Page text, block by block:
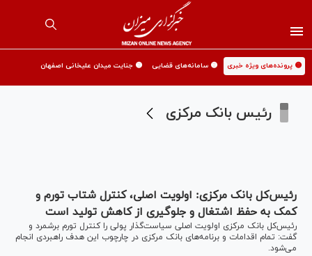
🟡 پرونده‌های ویژه خبری 🟡 سامانه‌های قضایی 🟡 جنایت میدان علیخانی اصفهان
رئیس بانک مرکزی
رئیس‌کل بانک مرکزی: اولویت اصلی، کنترل شتاب تورم و
کمک به حفظ اشتغال و جلوگیری از کاهش تولید است
رئیس‌کل بانک مرکزی اولویت اصلی سیاست‌گذار پولی را کنترل تورم برشمرد و
گفت: تمام اقدامات و برنامه‌های بانک مرکزی در چارچوب این هدف راهبردی انجام
می‌شود.